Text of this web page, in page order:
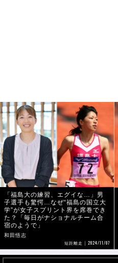
「福島大の練習、エグイな…」男
子選手も驚愕…なぜ“福島の国立大
学”が女子スプリント界を席巻でき
た？「毎日がナショナルチーム合
宿のようで」
和田悟志
短距離走 2024/11/07